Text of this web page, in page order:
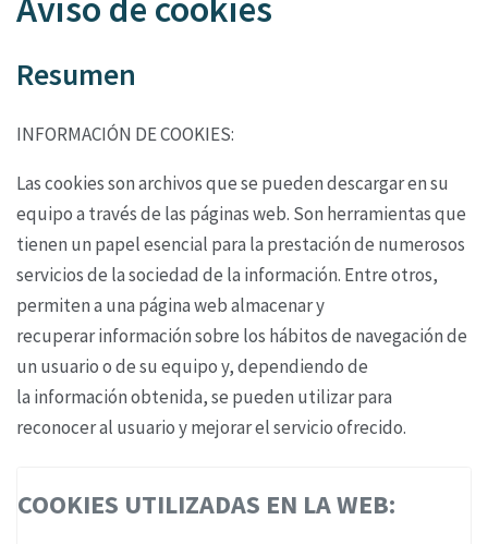
Resumen
INFORMACIÓN DE COOKIES:
Las cookies son archivos que se pueden descargar en su
equipo a través de las páginas web. Son herramientas que
tienen un papel esencial para la prestación de numerosos
servicios de lasociedad de la información. Entre otros,
permiten a una página web almacenar y
recuperarinformación sobre los hábitos de navegación de
un usuario o de su equipo y, dependiendo de
la información obtenida, se pueden utilizar para
reconocer al usuario y mejorar el servicio ofrecido.
COOKIES UTILIZADAS EN LA WEB: